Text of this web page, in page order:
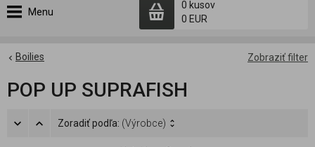
Menu
0 kusov
0 EUR
Zobraziť filter
Boilies
POP UP SUPRAFISH
Zoradiť podľa: (Výrobce)